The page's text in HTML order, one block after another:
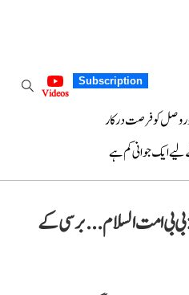
Subscription
Videos
وصل کو فرصت درکار
ایک جوانی کم ہے
بی بی امت السلام... برسی کے